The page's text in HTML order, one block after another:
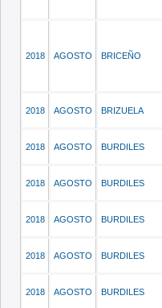
2018 AGOSTO BRICEÑO
2018 AGOSTO BRIZUELA
2018 AGOSTO BURDILES
2018 AGOSTO BURDILES
2018 AGOSTO BURDILES
2018 AGOSTO BURDILES
2018 AGOSTO BURDILES